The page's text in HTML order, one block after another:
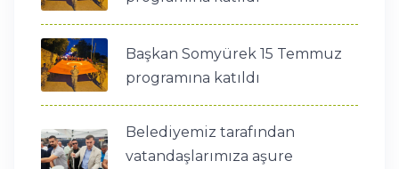
Başkan Somyürek 15 Temmuz
programına katıldı
Belediyemiz tarafından
vatandaşlarımıza aşure